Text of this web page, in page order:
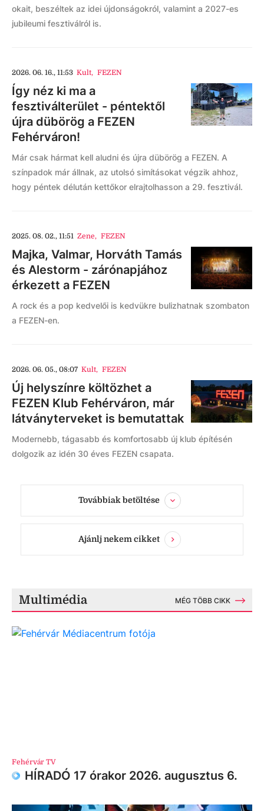
okait, beszéltek az idei újdonságokról, valamint a 2027-es
jubileumi fesztiválról is.
2026. 06. 16., 11:53 Kult, FEZEN
Így néz ki ma a
fesztiválterület - péntektől
újra dübörög a FEZEN
Fehérváron!
Már csak hármat kell aludni és újra dübörög a FEZEN. A
színpadok már állnak, az utolsó simításokat végzik ahhoz,
hogy péntek délután kettőkor elrajtolhasson a 29. fesztivál.
2025. 08. 02., 11:51 Zene, FEZEN
Majka, Valmar, Horváth Tamás
és Alestorm - zárónapjához
érkezett a FEZEN
A rock és a pop kedvelői is kedvükre bulizhatnak szombaton
a FEZEN-en.
2026. 06. 05., 08:07 Kult, FEZEN
Új helyszínre költözhet a
FEZEN Klub Fehérváron, már
látványterveket is bemutattak
Modernebb, tágasabb és komfortosabb új klub építésén
dolgozik az idén 30 éves FEZEN csapata.
Továbbiak betöltése
Ajánlj nekem cikket
Multimédia MÉG TÖBB CIKK
Fehérvár TV
HÍRADÓ 17 órakor 2026. augusztus 6.